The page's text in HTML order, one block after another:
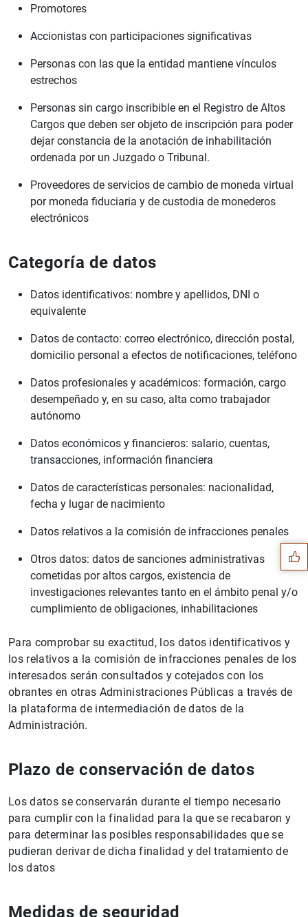
Promotores
Accionistas con participaciones significativas
Personas con las que la entidad mantiene vínculos
estrechos
Personas sin cargo inscribible en el Registro de Altos
Cargos que deben ser objeto de inscripción para poder
dejar constancia de la anotación de inhabilitación
ordenada por un Juzgado o Tribunal.
Proveedores de servicios de cambio de moneda virtual
por moneda fiduciaria y de custodia de monederos
electrónicos
Categoría de datos
Datos identificativos: nombre y apellidos, DNI o
equivalente
Datos de contacto: correo electrónico, dirección postal,
domicilio personal a efectos de notificaciones, teléfono
Datos profesionales y académicos: formación, cargo
desempeñado y, en su caso, alta como trabajador
autónomo
Datos económicos y financieros: salario, cuentas,
transacciones, información financiera
Datos de características personales: nacionalidad,
fecha y lugar de nacimiento
Datos relativos a la comisión de infracciones penales
Otros datos: datos de sanciones administrativas
cometidas por altos cargos, existencia de
investigaciones relevantes tanto en el ámbito penal y/o
cumplimiento de obligaciones, inhabilitaciones
Para comprobar su exactitud, los datos identificativos y
los relativos a la comisión de infracciones penales de los
interesados serán consultados y cotejados con los
obrantes en otras Administraciones Públicas a través de
la plataforma de intermediación de datos de la
Administración.
Plazo de conservación de datos
Los datos se conservarán durante el tiempo necesario
para cumplir con la finalidad para la que se recabaron y
para determinar las posibles responsabilidades que se
pudieran derivar de dicha finalidad y del tratamiento de
los datos
Medidas de seguridad
Sugerencias
1